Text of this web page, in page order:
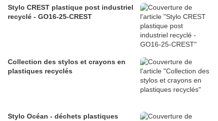
Stylo CREST plastique post industriel
recyclé - GO16-25-CREST
Collection des stylos et crayons en
plastiques recyclés
Stylo Océan - déchets plastiques